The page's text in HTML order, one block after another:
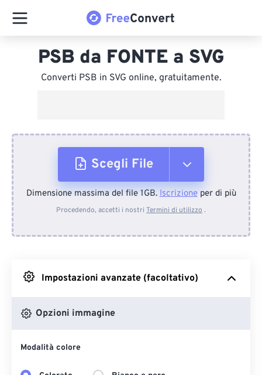
PSB da FONTE a SVG
Converti PSB in SVG online, gratuitamente.
Scegli File
Dal dispositivo
Da Google Drive
Dimensione massima del file 1GB.Iscrizioneper di più
Procedendo, accetti i nostri Termini di utilizzo .
Impostazioni avanzate (facoltativo)
Opzioni immagine
Modalità colore